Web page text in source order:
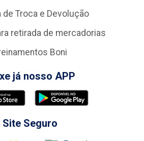
de Troca e Devolução
retirada de mercadorias
Boni
já nosso APP
Site Seguro